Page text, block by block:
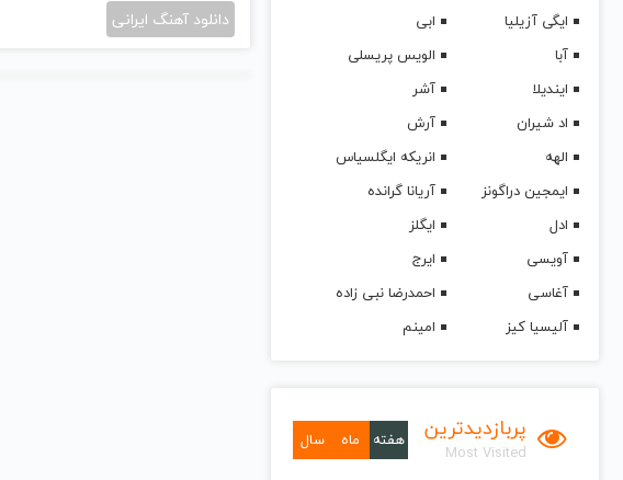
ایگی آزیلیا
ابی
آبا
الویس پریسلی
ایندیلا
آشر
اد شیران
آرش
الهه
انریکه ایگلسیاس
ایمجین دراگونز
آریانا گرانده
ادل
ایگلز
آویسی
ایرج
آغاسی
احمدرضا نبی زاده
آلیسیا کیز
امینم
پربازدیدترین
Most Visited
هفته ماه سال
دانلود آهنگ ایرانی